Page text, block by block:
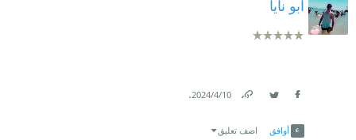
أبو نايا
10‏/4‏/2024
.
أوافق اضف تعليق